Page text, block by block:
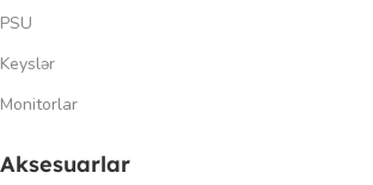
PSU
Keyslər
Monitorlar
Aksesuarlar